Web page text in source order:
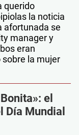
querido
la noticia
afortunada se
manager y
eran
la mujer
el
Día Mundial